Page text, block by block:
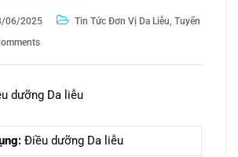
06/2025 Tin Tức Đơn Vị Da Liễu, Tuyển
dưỡng Da liễu
Điều dưỡng Da liễu